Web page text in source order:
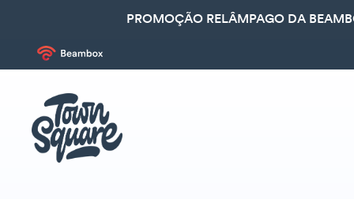
PROMOÇÃO RELÂMPAGO DA